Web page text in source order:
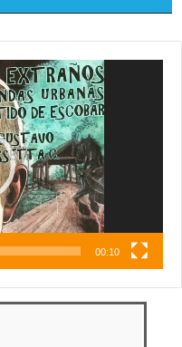
00:10